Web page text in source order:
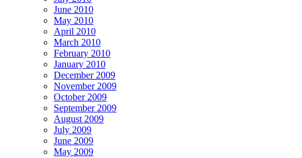
June 2010
May 2010
April 2010
March 2010
February 2010
January 2010
December 2009
November 2009
October 2009
September 2009
August 2009
July 2009
June 2009
May 2009